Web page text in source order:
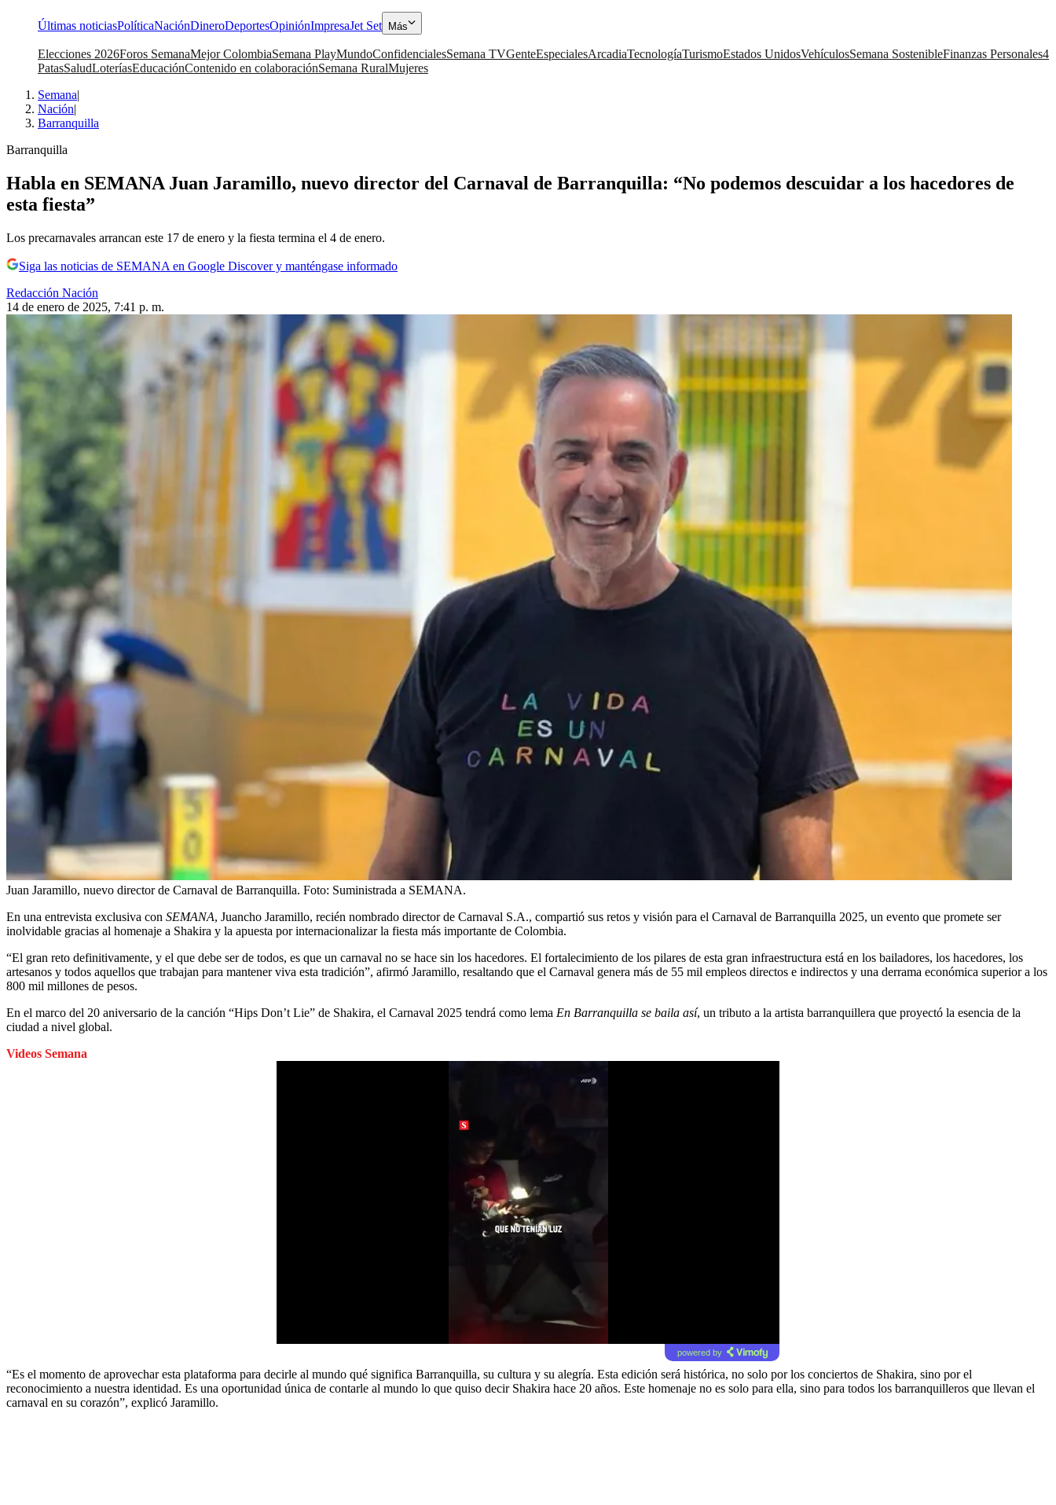
Últimas noticiasPolíticaNaciónDineroDeportesOpiniónImpresaJet Set Más
Elecciones 2026Foros SemanaMejor ColombiaSemana PlayMundoConfidencialesSemana TVGenteEspecialesArcadiaTecnologíaTurismoEstados UnidosVehículosSemana SostenibleFinanzas Personales4
PatasSaludLoteríasEducaciónContenido en colaboraciónSemana RuralMujeres
Semana|
Nación|
Barranquilla
Barranquilla
Habla en SEMANA Juan Jaramillo, nuevo director del Carnaval de Barranquilla: “No podemos descuidar a los hacedores de
esta fiesta”
Los precarnavales arrancan este 17 de enero y la fiesta termina el 4 de enero.
Siga las noticias de SEMANA en Google Discover y manténgase informado
Redacción Nación
14 de enero de 2025, 7:41 p. m.
Juan Jaramillo, nuevo director de Carnaval de Barranquilla. Foto: Suministrada a SEMANA.
En una entrevista exclusiva con SEMANA, Juancho Jaramillo, recién nombrado director de Carnaval S.A., compartió sus retos y visión para el Carnaval de Barranquilla 2025, un evento que promete ser
inolvidable gracias al homenaje a Shakira y la apuesta por internacionalizar la fiesta más importante de Colombia.
“El gran reto definitivamente, y el que debe ser de todos, es que un carnaval no se hace sin los hacedores. El fortalecimiento de los pilares de esta gran infraestructura está en los bailadores, los hacedores, los
artesanos y todos aquellos que trabajan para mantener viva esta tradición”, afirmó Jaramillo, resaltando que el Carnaval genera más de 55 mil empleos directos e indirectos y una derrama económica superior a los
800 mil millones de pesos.
En el marco del 20 aniversario de la canción “Hips Don’t Lie” de Shakira, el Carnaval 2025 tendrá como lema En Barranquilla se baila así, un tributo a la artista barranquillera que proyectó la esencia de la
ciudad a nivel global.
Videos Semana
powered by
“Es el momento de aprovechar esta plataforma para decirle al mundo qué significa Barranquilla, su cultura y su alegría. Esta edición será histórica, no solo por los conciertos de Shakira, sino por el
reconocimiento a nuestra identidad. Es una oportunidad única de contarle al mundo lo que quiso decir Shakira hace 20 años. Este homenaje no es solo para ella, sino para todos los barranquilleros que llevan el
carnaval en su corazón”, explicó Jaramillo.